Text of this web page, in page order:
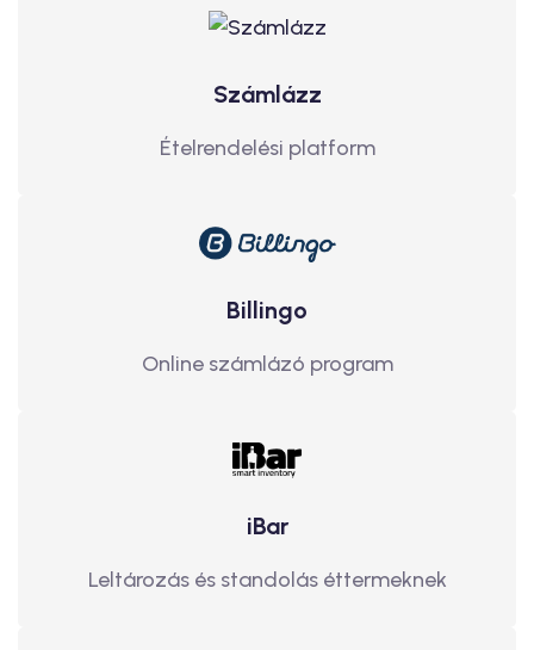
Számlázz
Ételrendelési platform
Billingo
Online számlázó program
iBar
Leltározás és standolás éttermeknek